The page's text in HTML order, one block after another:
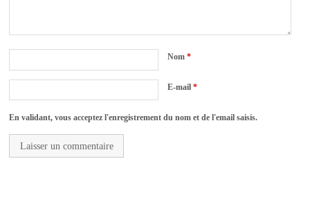
Nom*
E-mail*
En validant, vous acceptez l'enregistrement du nom et de l'email saisis.